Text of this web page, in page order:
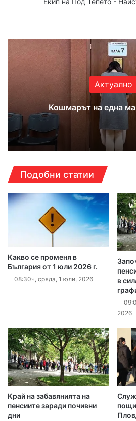
Актуално
Кошмарът на една
Подобни статии
Какво се променя в
България от 1 юли 2026 г.
08:30ч, сряда, 1 юли, 2026
в
2026
Край на забавянията на
пенсиите заради почивни
дни